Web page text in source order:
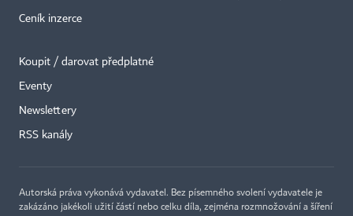
Ceník inzerce
Koupit / darovat předplatné
Eventy
Newslettery
RSS kanály
Autorská práva vykonává vydavatel. Bez písemného svolení vydavatele je
zakázáno jakékoli užití částí nebo celku díla, zejména rozmnožování a šíření